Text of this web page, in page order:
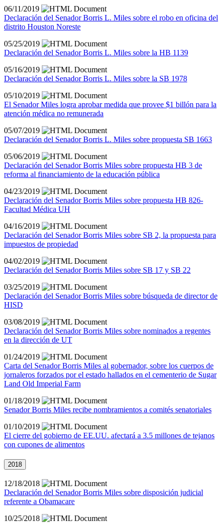
06/11/2019
Declaración del Senador Borris L. Miles sobre el robo en oficina del
distrito Houston Noreste
05/25/2019
Declaración del Senador Borris L. Miles sobre la HB 1139
05/16/2019
Declaración del Senador Borris L. Miles sobre la SB 1978
05/10/2019
El Senador Miles logra aprobar medida que provee $1 billón para la
atención médica no remunerada
05/07/2019
Declaración del Senador Borris L. Miles sobre propuesta SB 1663
05/06/2019
Declaración del Senador Borris Miles sobre propuesta HB 3 de
reforma al financiamiento de la educación pública
04/23/2019
Declaración del Senador Borris Miles sobre propuesta HB 826-
Facultad Médica UH
04/16/2019
Declaración del Senador Borris Miles sobre SB 2, la propuesta para
impuestos de propiedad
04/02/2019
Declaración del Senador Borris Miles sobre SB 17 y SB 22
03/25/2019
Declaración del Senador Borris Miles sobre búsqueda de director de
HISD
03/08/2019
Declaración del Senador Borris Miles sobre nominados a regentes
en la dirección de UT
01/24/2019
Carta del Senador Borris Miles al gobernador, sobre los cuerpos de
jornaleros forzados por el estado hallados en el cementerio de Sugar
Land Old Imperial Farm
01/18/2019
Senador Borris Miles recibe nombramientos a comités senatoriales
01/10/2019
El cierre del gobierno de EE.UU. afectará a 3.5 millones de tejanos
con cupones de alimentos
2018
12/18/2018
Declaración del Senador Borris Miles sobre disposición judicial
referente a Obamacare
10/25/2018